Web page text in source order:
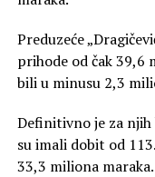
Preduzeće
prihode od čak 39,6
bili u minusu 2,3
Definitivno je za
su imali dobit od
33,3 miliona maraka.